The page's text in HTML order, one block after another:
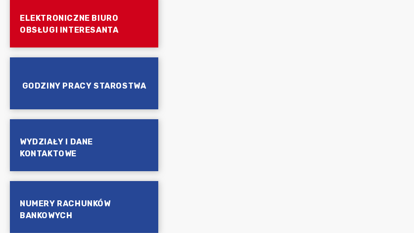
ELEKTRONICZNE BIURO
OBSŁUGI INTERESANTA
GODZINY PRACY STAROSTWA
WYDZIAŁY I DANE
KONTAKTOWE
NUMERY RACHUNKÓW
BANKOWYCH